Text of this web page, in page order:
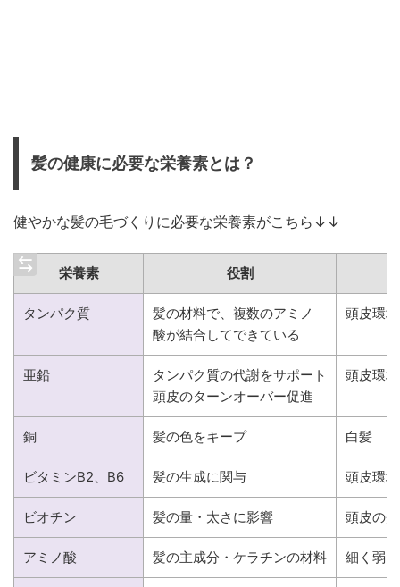
髪の健康に必要な栄養素とは？
健やかな髪の毛づくりに必要な栄養素がこちら↓↓
栄養素 役割
タンパク質
髪の材料で、複数のアミノ
酸が結合してできている
頭皮環
亜鉛
タンパク質の代謝をサポート
頭皮のターンオーバー促進
頭皮環
銅 髪の色をキープ 白髪
ビタミンB2、B6 髪の生成に関与 頭皮環
ビオチン 髪の量・太さに影響 頭皮の
アミノ酸 髪の主成分・ケラチンの材料 細く弱